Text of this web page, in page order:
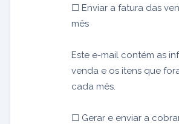
☐ Enviar a fatura das
mês
Este e-mail contém as
venda e os itens que
cada mês.
☐ Gerar e enviar a